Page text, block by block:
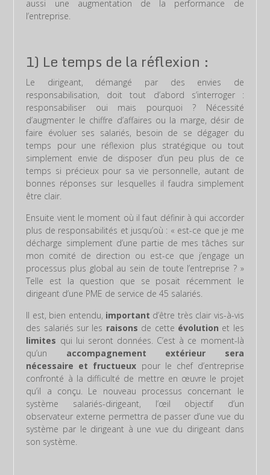
aussi une augmentation de la performance de
l’entreprise.
1) Le temps de la réflexion :
Le dirigeant, démangé par des envies de
responsabilisation, doit tout d’abord s’interroger :
responsabiliser oui mais pourquoi ? Nécessité
d’augmenter le chiffre d’affaires ou la marge, désir de
faire évoluer ses salariés, besoin de se dégager du
temps pour une réflexion plus stratégique ou tout
simplement envie de disposer d’un peu plus de ce
temps si précieux pour sa vie personnelle, autant de
bonnes réponses sur lesquelles il faudra simplement
être clair.
Ensuite vient le moment où il faut définir à qui accorder
plus de responsabilités et jusqu’où : « est-ce que je me
décharge simplement d’une partie de mes tâches sur
mon comité de direction ou est-ce que j’engage un
processus plus global au sein de toute l’entreprise ? »
Telle est la question que se posait récemment le
dirigeant d’une PME de service de 45 salariés.
Il est, bien entendu, important d’être très clair vis-à-vis
des salariés sur les raisons de cette évolution et les
limites qui lui seront données. C’est à ce moment-là
qu’un accompagnement extérieur sera
nécessaire et fructueux pour le chef d’entreprise
confronté à la difficulté de mettre en œuvre le projet
qu’il a conçu. Le nouveau processus concernant le
système salariés-dirigeant, l’œil objectif d’un
observateur externe permettra de passer d’une vue du
système par le dirigeant à une vue du dirigeant dans
son système.